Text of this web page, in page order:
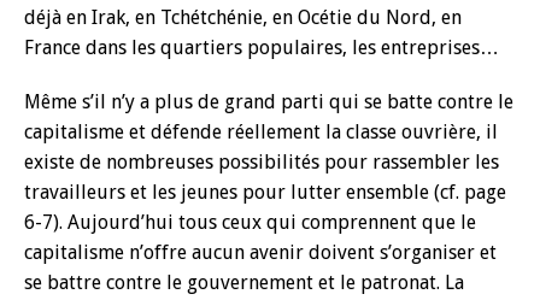
déjà en Irak, en Tchétchénie, en Océtie du Nord, en
France dans les quartiers populaires, les entreprises…
Même s’il n’y a plus de grand parti qui se batte contre le
capitalisme et défende réellement la classe ouvrière, il
existe de nombreuses possibilités pour rassembler les
travailleurs et les jeunes pour lutter ensemble (cf. page
6-7). Aujourd’hui tous ceux qui comprennent que le
capitalisme n’offre aucun avenir doivent s’organiser et
se battre contre le gouvernement et le patronat. La